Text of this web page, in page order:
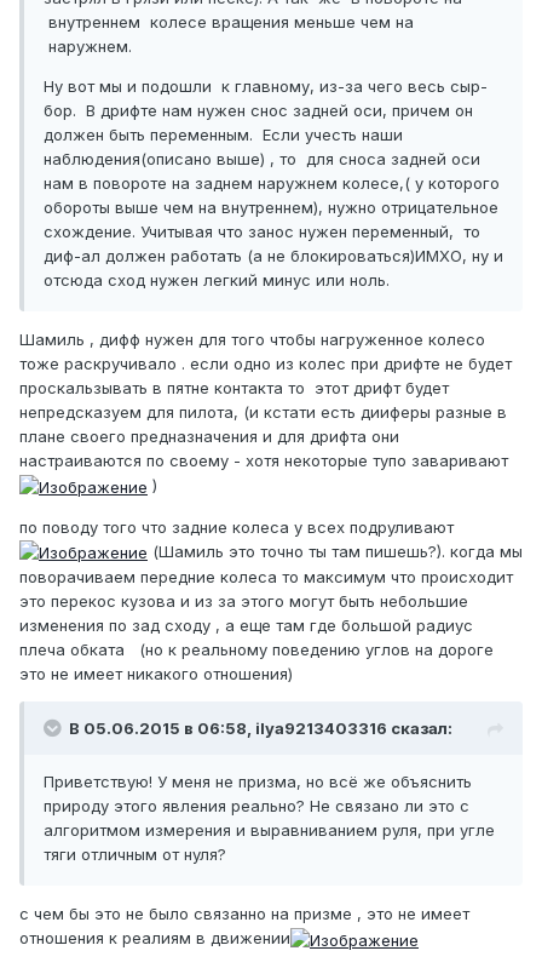
внутреннем колесе вращения меньше чем на
наружнем.
Ну вот мы и подошли к главному, из-за чего весь сыр-
бор. В дрифте нам нужен снос задней оси, причем он
должен быть переменным. Если учесть наши
наблюдения(описано выше) , то для сноса задней оси
нам в повороте на заднем наружнем колесе,( у которого
обороты выше чем на внутреннем), нужно отрицательное
схождение. Учитывая что занос нужен переменный, то
диф-ал должен работать (а не блокироваться)ИМХО, ну и
отсюда сход нужен легкий минус или ноль.
Шамиль , дифф нужен для того чтобы нагруженное колесо
тоже раскручивало . если одно из колес при дрифте не будет
проскальзывать в пятне контакта то этот дрифт будет
непредсказуем для пилота, (и кстати есть дииферы разные в
плане своего предназначения и для дрифта они
настраиваются по своему - хотя некоторые тупо заваривают
)
по поводу того что задние колеса у всех подруливают
(Шамиль это точно ты там пишешь?). когда мы
поворачиваем передние колеса то максимум что происходит
это перекос кузова и из за этого могут быть небольшие
изменения по зад сходу , а еще там где большой радиус
плеча обката (но к реальному поведению углов на дороге
это не имеет никакого отношения)
В 05.06.2015 в 06:58, ilya9213403316 сказал:
Приветствую! У меня не призма, но всё же объяснить
природу этого явления реально? Не связано ли это с
алгоритмом измерения и выравниванием руля, при угле
тяги отличным от нуля?
с чем бы это не было связанно на призме , это не имеет
отношения к реалиям в движении